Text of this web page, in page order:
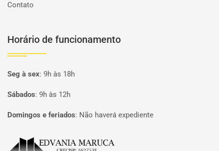
Contato
Horário de funcionamento
Seg à sex: 9h às 18h
Sábados: 9h às 12h
Domingos e feriados: Não haverá expediente
Página inicial